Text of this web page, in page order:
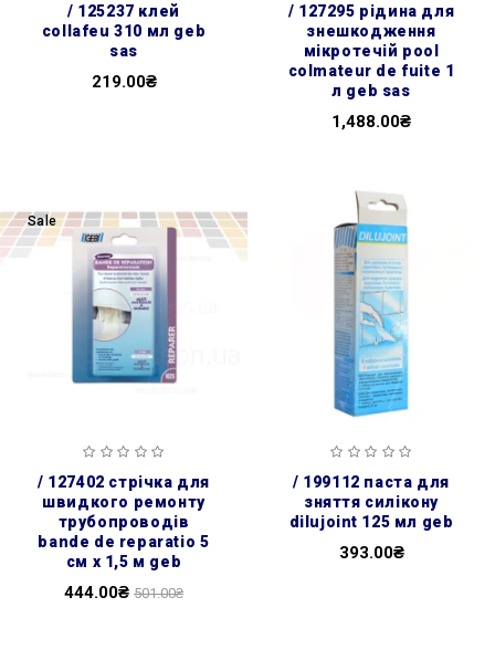
/ 125237 клей
collafeu 310 мл geb
sas
219.00₴
/ 127295 рідина для
знешкодження
мікротечій pool
colmateur de fuite 1
л geb sas
1,488.00₴
Sale
/ 127402 cтрічка для
швидкого ремонту
трубопроводів
bande de reparatio 5
см х 1,5 м geb
444.00₴ 501.00₴
/ 199112 паста для
зняття силікону
dilujoint 125 мл geb
393.00₴